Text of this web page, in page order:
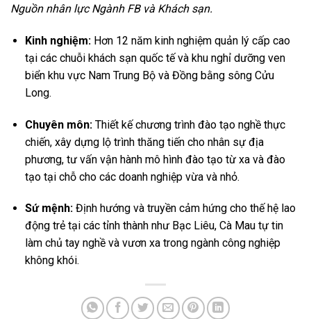
Nguồn nhân lực Ngành FB và Khách sạn.
Kinh nghiệm:Hơn 12 năm kinh nghiệm quản lý cấp cao
tại các chuỗi khách sạn quốc tế và khu nghỉ dưỡng ven
biển khu vực Nam Trung Bộ và Đồng bằng sông Cửu
Long.
Chuyên môn:Thiết kế chương trình đào tạo nghề thực
chiến, xây dựng lộ trình thăng tiến cho nhân sự địa
phương, tư vấn vận hành mô hình đào tạo từ xa và đào
tạo tại chỗ cho các doanh nghiệp vừa và nhỏ.
Sứ mệnh:Định hướng và truyền cảm hứng cho thế hệ lao
động trẻ tại các tỉnh thành như Bạc Liêu, Cà Mau tự tin
làm chủ tay nghề và vươn xa trong ngành công nghiệp
không khói.